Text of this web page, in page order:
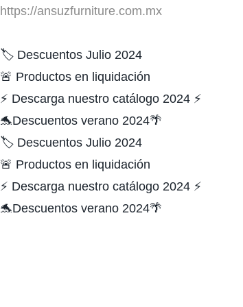
https://ansuzfurniture.com.mx
🏷️ Descuentos Julio 2024
🚨 Productos en liquidación
⚡ Descarga nuestro catálogo 2024 ⚡
🐬Descuentos verano 2024🌴
🏷️ Descuentos Julio 2024
🚨 Productos en liquidación
⚡ Descarga nuestro catálogo 2024 ⚡
🐬Descuentos verano 2024🌴